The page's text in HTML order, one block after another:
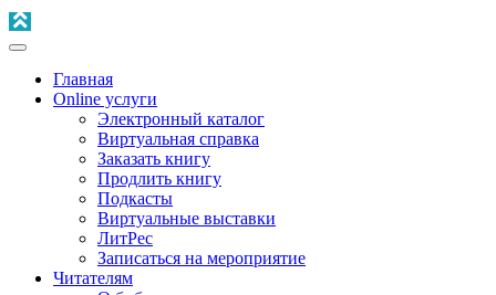
Главная
Online услуги
Электронный каталог
Виртуальная справка
Заказать книгу
Продлить книгу
Подкасты
Виртуальные выставки
ЛитРес
Записаться на мероприятие
Читателям